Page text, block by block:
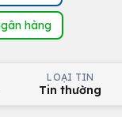
hàng
LOẠI TIN
Tin thường